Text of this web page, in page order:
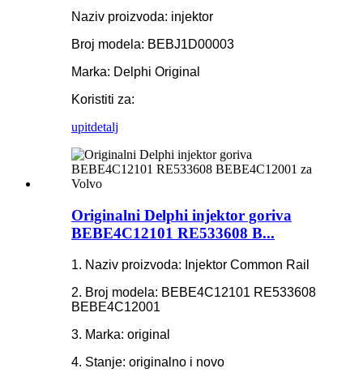
Naziv proizvoda: injektor
Broj modela: BEBJ1D00003
Marka: Delphi Original
Koristiti za:
upitdetalj
Originalni Delphi injektor goriva
BEBE4C12101 RE533608 B...
1. Naziv proizvoda: Injektor Common Rail
2. Broj modela: BEBE4C12101 RE533608
BEBE4C12001
3. Marka: original
4. Stanje: originalno i novo